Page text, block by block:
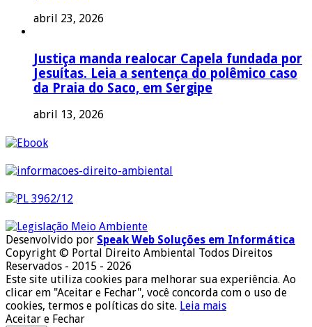
abril 23, 2026
Justiça manda realocar Capela fundada por
Jesuítas. Leia a sentença do polêmico caso
da Praia do Saco, em Sergipe
abril 13, 2026
Desenvolvido por Speak Web Soluções em Informática
Copyright © Portal Direito Ambiental Todos Direitos
Reservados - 2015 - 2026
Este site utiliza cookies para melhorar sua experiência. Ao
clicar em "Aceitar e Fechar", você concorda com o uso de
cookies, termos e políticas do site. Leia mais
Aceitar e Fechar